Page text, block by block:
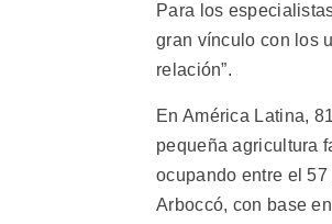
Para los
gran vínculo con los
relación”.
En América Latina,
pequeña agricultura
ocupando entre el
Arboccó, con base